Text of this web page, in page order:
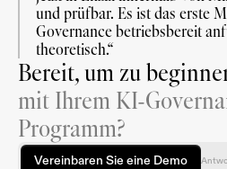
und prüfbar. Es ist das erste
Governance betriebsbereit
theoretisch.“
Bereit, um zu
mit Ihrem KI-
Programm?
Vereinbaren Sie eine Demo